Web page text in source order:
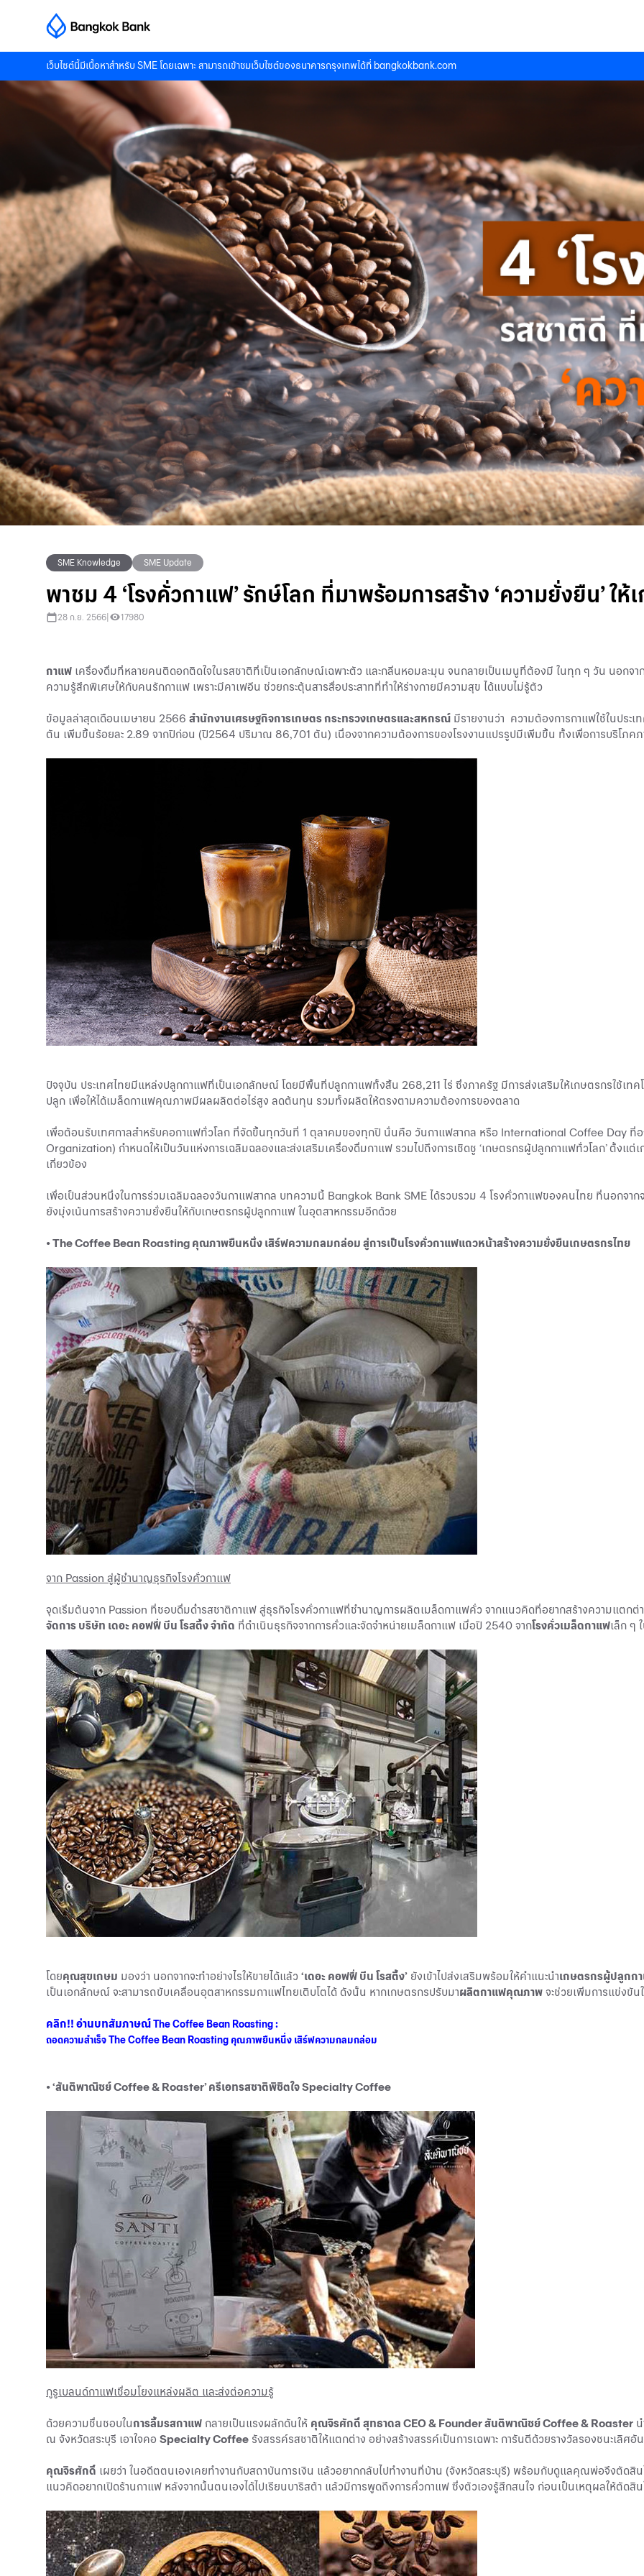
เว็บไซต์นี้มีเนื้อหาสำหรับ SME โดยเฉพาะ สามารถเข้าชมเว็บไซต์ของธนาคารกรุงเทพได้ที่ bangkokbank.com
SME Knowledge SME Update
พาชม 4 ‘โรงคั่วกาแฟ’ รักษ์โลก ที่มาพร้อมการสร้าง ‘ความยั่งยืน’ ให้
28 ก.ย. 2566 17980
กาแฟ เครื่องดื่มที่หลายคนติดอกติดใจในรสชาติที่เป็นเอกลักษณ์เฉพาะตัว และกลิ่นหอมละมุน จนกลายเป็นเมนูที่ต้องมี ในทุก ๆ วัน นอกจา
ความรู้สึกพิเศษให้กับคนรักกาแฟ เพราะมีคาเฟอีน ช่วยกระตุ้นสารสื่อประสาทที่ทำให้ร่างกายมีความสุข ได้แบบไม่รู้ตัว
ข้อมูลล่าสุดเดือนเมษายน 2566 สำนักงานเศรษฐกิจการเกษตร กระทรวงเกษตรและสหกรณ์ มีรายงานว่า ความต้องการกาแฟใช้ในปร
ตัน เพิ่มขึ้นร้อยละ 2.89 จากปีก่อน (ปี2564 ปริมาณ 86,701 ตัน) เนื่องจากความต้องการของโรงงานแปรรูปมีเพิ่มขึ้น ทั้งเพื่อการบริโภคภ
ปัจจุบัน ประเทศไทยมีแหล่งปลูกกาแฟที่เป็นเอกลักษณ์ โดยมีพื้นที่ปลูกกาแฟทั้งสิ้น 268,211 ไร่ ซึ่งภาครัฐ มีการส่งเสริมให้เกษตรกรใช้เท
ปลูก เพื่อให้ได้เมล็ดกาแฟคุณภาพมีผลผลิตต่อไร่สูง ลดต้นทุน รวมทั้งผลิตให้ตรงตามความต้องการของตลาด
เพื่อต้อนรับเทศกาลสำหรับคอกาแฟทั่วโลก ที่จัดขึ้นทุกวันที่ 1 ตุลาคมของทุกปี นั่นคือ วันกาแฟสากล หรือ International Coffee Day
Organization) กำหนดให้เป็นวันแห่งการเฉลิมฉลองและส่งเสริมเครื่องดื่มกาแฟ รวมไปถึงการเชิดชู ‘เกษตรกรผู้ปลูกกาแฟทั่วโลก’ ตั้งแ
เกี่ยวข้อง
เพื่อเป็นส่วนหนึ่งในการร่วมเฉลิมฉลองวันกาแฟสากล บทความนี้ Bangkok Bank SME ได้รวบรวม 4 โรงคั่วกาแฟของคนไทย ที่นอกจาก
ยังมุ่งเน้นการสร้างความยั่งยืนให้กับเกษตรกรผู้ปลูกกาแฟ ในอุตสาหกรรมอีกด้วย
• The Coffee Bean Roasting คุณภาพยืนหนึ่ง เสิร์ฟความกลมกล่อม สู่การเป็นโรงคั่วกาแฟแถวหน้าสร้างความยั่งยืนเกษตรกรไทย
จาก Passion สู่ผู้ชำนาญธุรกิจโรงคั่วกาแฟ
จุดเริ่มต้นจาก Passion ที่ชอบดื่มด่ำรสชาติกาแฟ สู่ธุรกิจโรงคั่วกาแฟที่ชำนาญการผลิตเมล็ดกาแฟคั่ว จากแนวคิดที่อยากสร้างความแตกต่า
จัดการ บริษัท เดอะ คอฟฟี่ บีน โรสติ้ง จำกัด ที่ดำเนินธุรกิจจากการคั่วและจัดจำหน่ายเมล็ดกาแฟ เมื่อปี 2540 จากโรงคั่วเมล็ดกาแฟเล็ก ๆ
โดยคุณสุขเกษม มองว่า นอกจากจะทำอย่างไรให้ขายได้แล้ว ‘เดอะ คอฟฟี่ บีน โรสติ้ง’ ยังเข้าไปส่งเสริมพร้อมให้คำแนะนำเกษตรกรผู้ปลูกก
เป็นเอกลักษณ์ จะสามารถขับเคลื่อนอุตสาหกรรมกาแฟไทยเติบโตได้ ดังนั้น หากเกษตรกรปรับมาผลิตกาแฟคุณภาพ จะช่วยเพิ่มการแข่งขั
คลิก!! อ่านบทสัมภาษณ์The Coffee Bean Roasting :
ถอดความสำเร็จ The Coffee Bean Roasting คุณภาพยืนหนึ่ง เสิร์ฟความกลมกล่อม
• ‘สันติพาณิชย์ Coffee & Roaster’ ครีเอทรสชาติพิชิตใจ Specialty Coffee
กูรูเบลนด์กาแฟเชื่อมโยงแหล่งผลิต และส่งต่อความรู้
ด้วยความชื่นชอบในการลิ้มรสกาแฟ กลายเป็นแรงผลักดันให้ คุณจิรศักดิ์ สุทธาดล CEO & Founder สันติพาณิชย์ Coffee & Roaster
ณ จังหวัดสระบุรี เอาใจคอ Specialty Coffee รังสรรค์รสชาติให้แตกต่าง อย่างสร้างสรรค์เป็นการเฉพาะ การันตีด้วยรางวัลรองชนะเ
คุณจิรศักดิ์ เผยว่า ในอดีตตนเองเคยทำงานกับสถาบันการเงิน แล้วอยากกลับไปทำงานที่บ้าน (จังหวัดสระบุรี) พร้อมกับดูแลคุณพ่อจึงตัดสิ
แนวคิดอยากเปิดร้านกาแฟ หลังจากนั้นตนเองได้ไปเรียนบาริสต้า แล้วมีการพูดถึงการคั่วกาแฟ ซึ่งตัวเองรู้สึกสนใจ ก่อนเป็นเหตุผลให้ตัดสิ